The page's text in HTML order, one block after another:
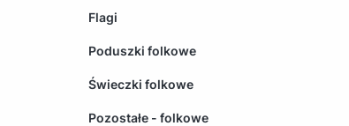
Flagi
Poduszki folkowe
Świeczki folkowe
Pozostałe - folkowe